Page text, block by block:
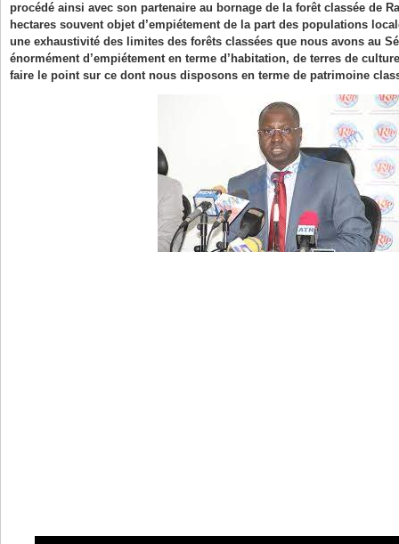
procédé ainsi avec son partenaire au bornage de la forêt classée de
hectares souvent objet d’empiétement de la part des populations
une exhaustivité des limites des forêts classées que nous avons au
énormément d’empiétement en terme d’habitation, de terres de
faire le point sur ce dont nous disposons en terme de patrimoine